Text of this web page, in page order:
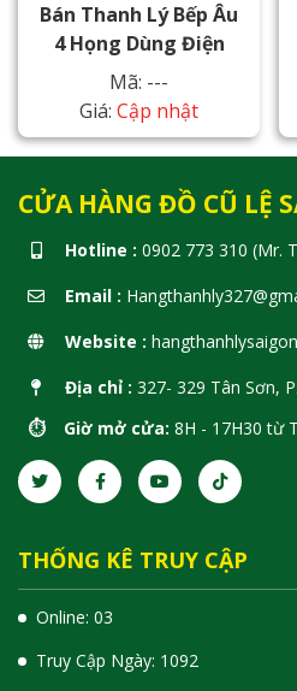
Bán Thanh Lý Bếp Âu
4 Họng Dùng Điện
Mã: ---
Giá: Cập nhật
CỬA HÀNG ĐỒ CŨ LỆ
Hotline : 0902 773 310 (Mr.
Email :
Website :
Địa chỉ : 327- 329 Tân Sơn,
⏱️ Giờ mở cửa: 8H - 17H30 từ
THỐNG KÊ TRUY CẬP
Online: 03
Truy Cập Ngày: 1092